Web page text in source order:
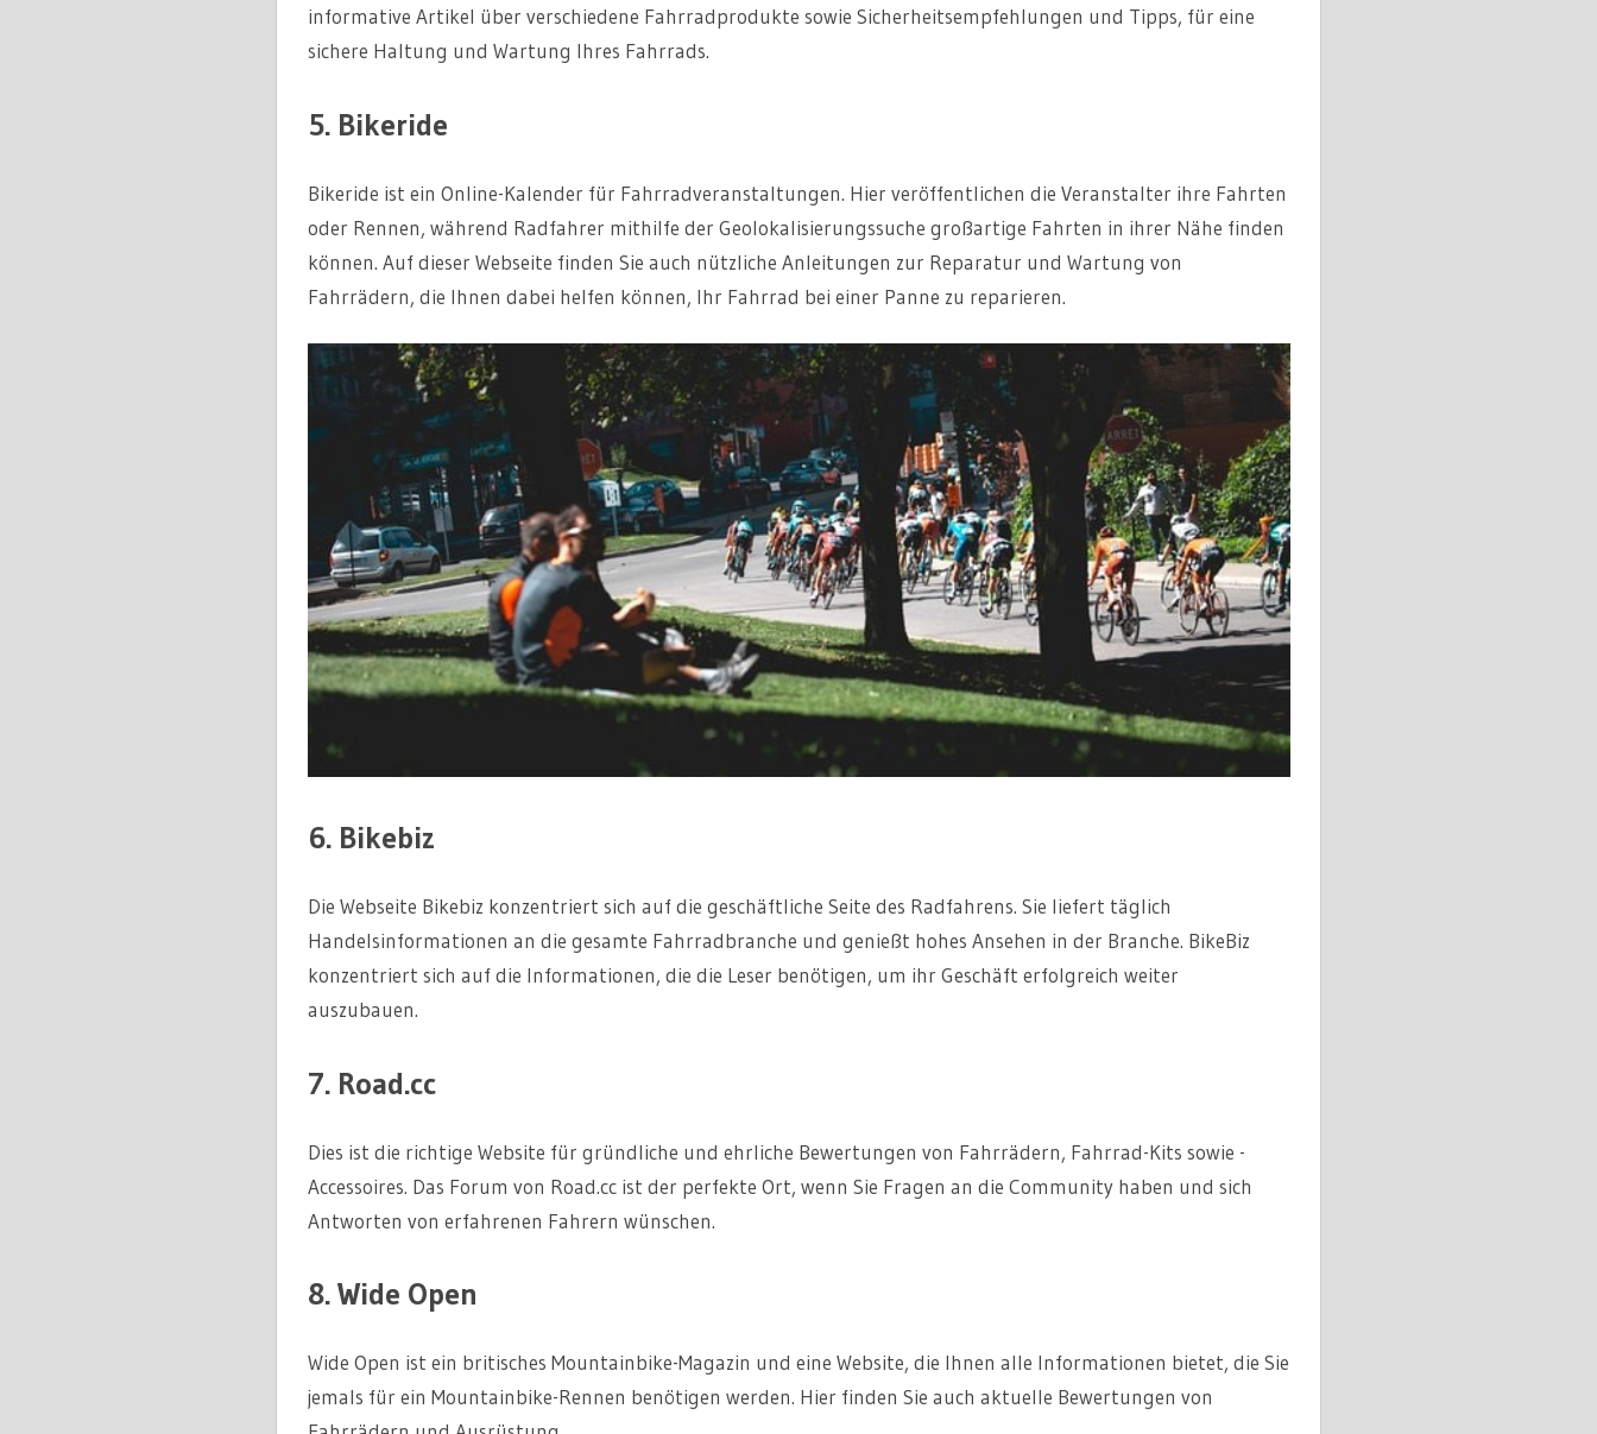
informative Artikel über verschiedene Fahrradprodukte sowie Sicherheitsempfehlungen und Tipps, für eine
sichere Haltung und Wartung Ihres Fahrrads.
5. Bikeride
Bikeride ist ein Online-Kalender für Fahrradveranstaltungen. Hier veröffentlichen die Veranstalter ihre Fahrten
oder Rennen, während Radfahrer mithilfe der Geolokalisierungssuche großartige Fahrten in ihrer Nähe finden
können. Auf dieser Webseite finden Sie auch nützliche Anleitungen zur Reparatur und Wartung von
Fahrrädern, die Ihnen dabei helfen können, Ihr Fahrrad bei einer Panne zu reparieren.
6. Bikebiz
Die Webseite Bikebiz konzentriert sich auf die geschäftliche Seite des Radfahrens. Sie liefert täglich
Handelsinformationen an die gesamte Fahrradbranche und genießt hohes Ansehen in der Branche. BikeBiz
konzentriert sich auf die Informationen, die die Leser benötigen, um ihr Geschäft erfolgreich weiter
auszubauen.
7. Road.cc
Dies ist die richtige Website für gründliche und ehrliche Bewertungen von Fahrrädern, Fahrrad-Kits sowie -
Accessoires. Das Forum von Road.cc ist der perfekte Ort, wenn Sie Fragen an die Community haben und sich
Antworten von erfahrenen Fahrern wünschen.
8. Wide Open
Wide Open ist ein britisches Mountainbike-Magazin und eine Website, die Ihnen alle Informationen bietet, die Sie
jemals für ein Mountainbike-Rennen benötigen werden. Hier finden Sie auch aktuelle Bewertungen von